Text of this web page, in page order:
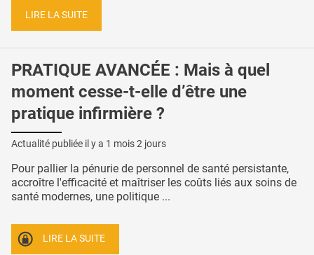
LIRE LA SUITE
PRATIQUE AVANCÉE : Mais à quel
moment cesse-t-elle d’être une
pratique infirmière ?
Actualité publiée il y a 1 mois 2 jours
Pour pallier la pénurie de personnel de santé persistante,
accroître l'efficacité et maîtriser les coûts liés aux soins de
santé modernes, une politique ...
LIRE LA SUITE